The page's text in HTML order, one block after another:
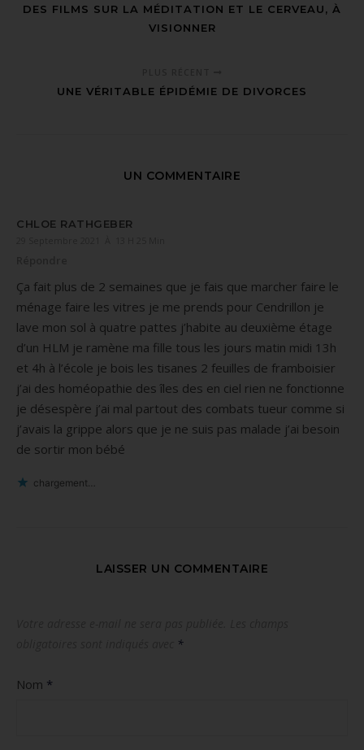
DES FILMS SUR LA MÉDITATION ET LE CERVEAU, À
VISIONNER
UNE VÉRITABLE ÉPIDÉMIE DE DIVORCES
UN COMMENTAIRE
CHLOE RATHGEBER
Ça fait plus de 2 semaines que je fais que marcher faire le
ménage faire les vitres je me prends pour Cendrillon je
lave mon sol à quatre pattes j’habite au deuxième étage
d’un HLM je ramène ma fille tous les jours matin midi 13h
et 4h à l’école je bois les tisanes 2 feuilles de framboisier
j’ai des homéopathie des îles des en ciel rien ne fonctionne
je désespère j’ai mal partout des combats tueur comme si
j’avais la grippe alors que je ne suis pas malade j’ai besoin
de sortir mon bébé
chargement…
LAISSER UN COMMENTAIRE
*
Nom *